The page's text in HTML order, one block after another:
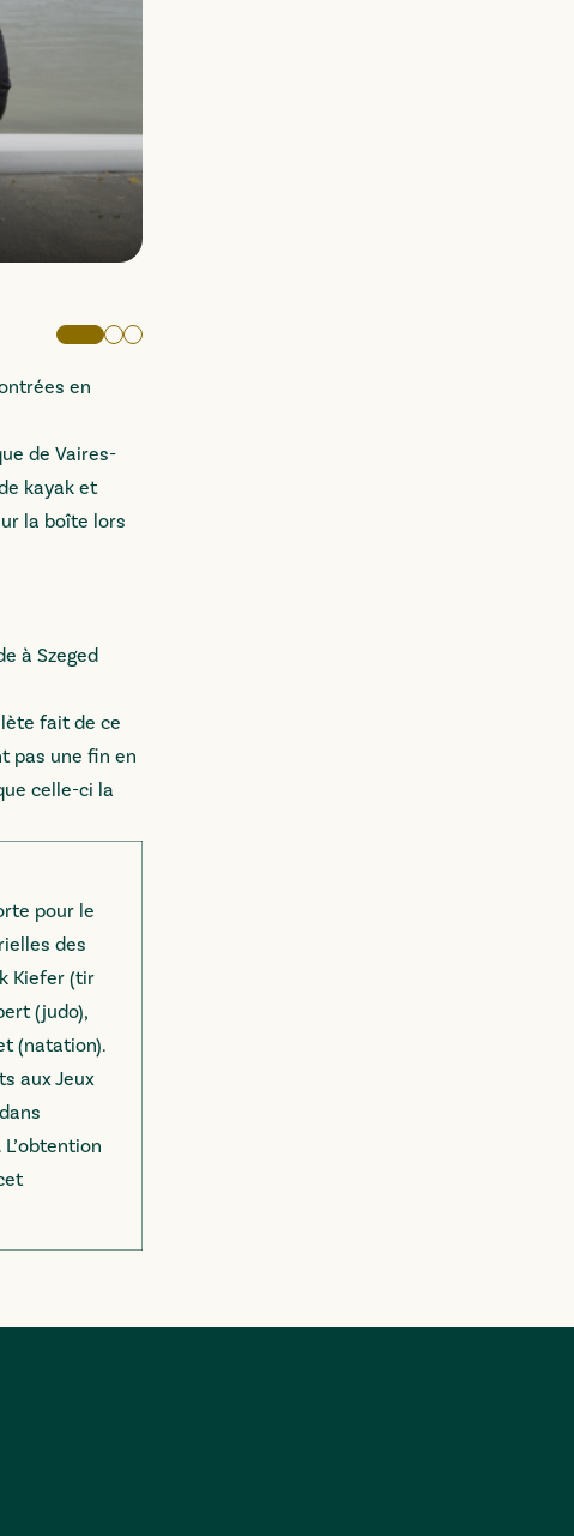
Image active
Aller à l'image 2
Aller à l'image 3
en
de Vaires-
kayak et
la boîte lors
à Szeged
fait de ce
pas une fin en
celle-ci la
pour le
des
Kiefer (tir
(judo),
(natation).
aux Jeux